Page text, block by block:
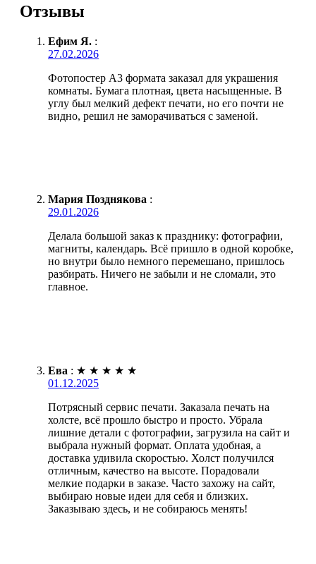
Отзывы
Ефим Я. :
27.02.2026
Фотопостер А3 формата заказал для украшения
комнаты. Бумага плотная, цвета насыщенные. В
углу был мелкий дефект печати, но его почти не
видно, решил не заморачиваться с заменой.
Мария Позднякова :
29.01.2026
Делала большой заказ к празднику: фотографии,
магниты, календарь. Всё пришло в одной коробке,
но внутри было немного перемешано, пришлось
разбирать. Ничего не забыли и не сломали, это
главное.
Ева : ★ ★ ★ ★ ★
01.12.2025
Потрясный сервис печати. Заказала печать на
холсте, всё прошло быстро и просто. Убрала
лишние детали с фотографии, загрузила на сайт и
выбрала нужный формат. Оплата удобная, а
доставка удивила скоростью. Холст получился
отличным, качество на высоте. Порадовали
мелкие подарки в заказе. Часто захожу на сайт,
выбираю новые идеи для себя и близких.
Заказываю здесь, и не собираюсь менять!